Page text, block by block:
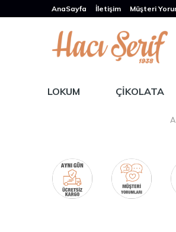
AnaSayfa İletişim Müşteri
LOKUM ÇIKOLATA